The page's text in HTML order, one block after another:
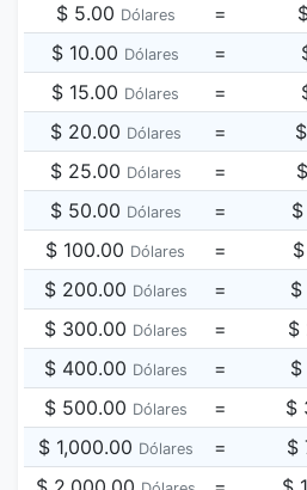
$ 5.00 Dólares =
$ 10.00 Dólares =
$ 15.00 Dólares =
$ 20.00 Dólares =
$ 25.00 Dólares =
$ 50.00 Dólares =
$ 100.00 Dólares =
$ 200.00 Dólares = $
$ 300.00 Dólares = $
$ 400.00 Dólares = $
$ 500.00 Dólares = $
$ 1,000.00 Dólares = $